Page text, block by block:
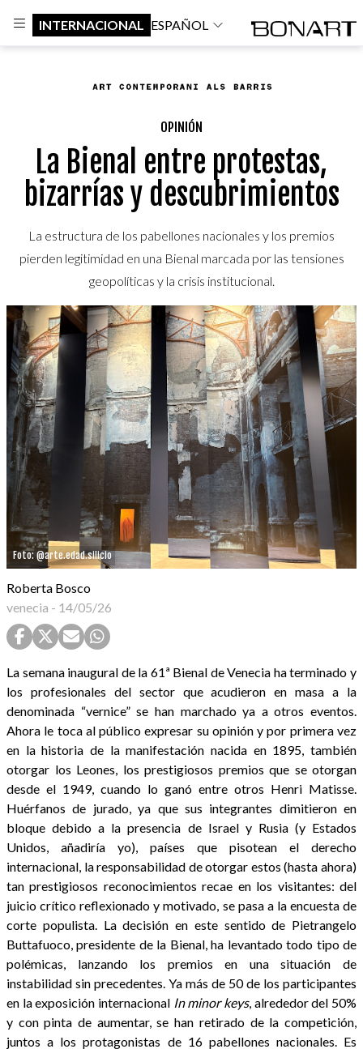
INTERNACIONAL ESPAÑOL
OPINIÓN
La Bienal entre protestas,
bizarrías y descubrimientos
La estructura de los pabellones nacionales y los premios
pierden legitimidad en una Bienal marcada por las tensiones
geopolíticas y la crisis institucional.
Foto: @arte.edad.silicio
Roberta Bosco
venecia - 14/05/26
La semana inaugural de la 61ª Bienal de Venecia ha terminado y
los profesionales del sector que acudieron en masa a la
denominada “vernice” se han marchado ya a otros eventos.
Ahora le toca al público expresar su opinión y por primera vez
en la historia de la manifestación nacida en 1895, también
otorgar los Leones, los prestigiosos premios que se otorgan
desde el 1949, cuando lo ganó entre otros Henri Matisse.
Huérfanos de jurado, ya que sus integrantes dimitieron en
bloque debido a la presencia de Israel y Rusia (y Estados
Unidos, añadiría yo), países que pisotean el derecho
internacional, la responsabilidad de otorgar estos (hasta ahora)
tan prestigiosos reconocimientos recae en los visitantes: del
juicio crítico reflexionado y motivado, se pasa a la encuesta de
corte populista. La decisión en este sentido de Pietrangelo
Buttafuoco, presidente de la Bienal, ha levantado todo tipo de
polémicas, lanzando los premios en una situación de
instabilidad sin precedentes. Ya más de 50 de los participantes
en la exposición internacional In minor keys, alrededor del 50%
y con pinta de aumentar, se han retirado de la competición,
juntos a los protagonistas de 16 pabellones nacionales. Es